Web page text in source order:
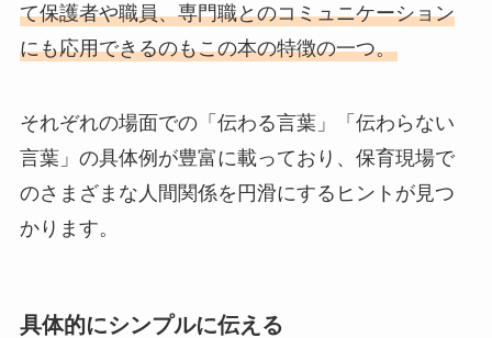
て保護者や職員、専門職とのコミュニケーション
にも応用できるのもこの本の特徴の一つ。
それぞれの場面での「伝わる言葉」「伝わらない
言葉」の具体例が豊富に載っており、保育現場で
のさまざまな人間関係を円滑にするヒントが見つ
かります。
具体的にシンプルに伝える